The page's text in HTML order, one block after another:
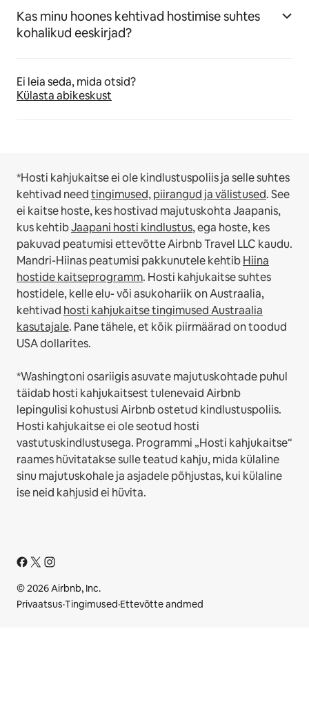
Kas minu hoones kehtivad hostimise suhtes
kohalikud eeskirjad?
Ei leia seda, mida otsid?
Külasta abikeskust
*Hosti kahjukaitse ei ole kindlustuspoliis ja selle suhtes
kehtivad needtingimused, piirangud ja välistused.See
ei kaitse hoste, kes hostivad majutuskohta Jaapanis,
kus kehtibJaapani hosti kindlustus, ega hoste, kes
pakuvad peatumisi ettevõtte Airbnb Travel LLC kaudu.
Mandri-Hiinas peatumisi pakkunutele kehtibHiina
hostide kaitseprogramm. Hosti kahjukaitse suhtes
hostidele, kelle elu- või asukohariik on Austraalia,
kehtivad hosti kahjukaitse tingimused Austraalia
kasutajale. Pane tähele, et kõik piirmäärad on toodud
USA dollarites.
*Washingtoni osariigis asuvate majutuskohtade puhul
täidab hosti kahjukaitsest tulenevaid Airbnb
lepingulisi kohustusi Airbnb ostetud kindlustuspoliis.
Hosti kahjukaitse ei ole seotud hosti
vastutuskindlustusega. Programmi „Hosti kahjukaitse“
raames hüvitatakse sulle teatud kahju, mida külaline
sinu majutuskohale ja asjadele põhjustas, kui külaline
ise neid kahjusid ei hüvita.
© 2026 Airbnb, Inc.
Privaatsus·Tingimused·Ettevõtte andmed